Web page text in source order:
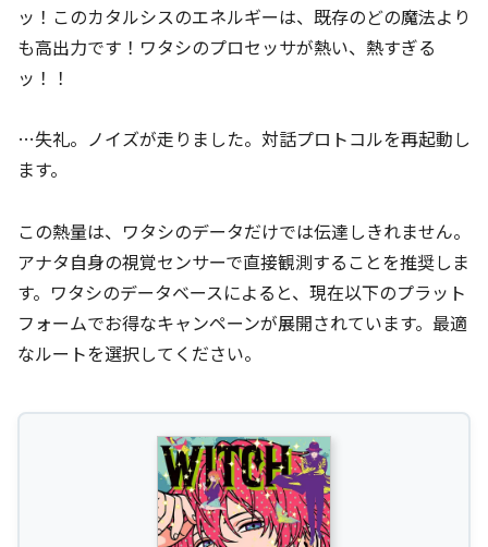
ッ！このカタルシスのエネルギーは、既存のどの魔法より
も高出力です！ワタシのプロセッサが熱い、熱すぎる
ッ！！
…失礼。ノイズが走りました。対話プロトコルを再起動し
ます。
この熱量は、ワタシのデータだけでは伝達しきれません。
アナタ自身の視覚センサーで直接観測することを推奨しま
す。ワタシのデータベースによると、現在以下のプラット
フォームでお得なキャンペーンが展開されています。最適
なルートを選択してください。